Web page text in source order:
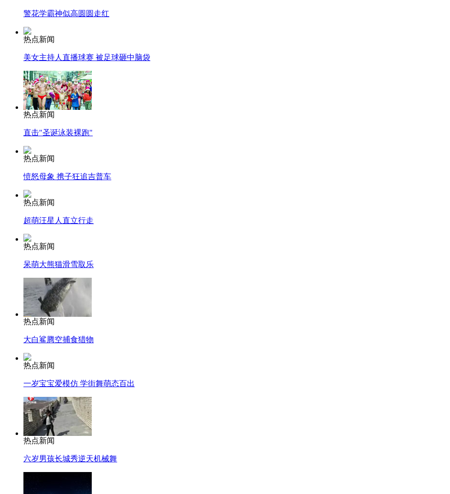
警花学霸神似高圆圆走红
热点新闻
美女主持人直播球赛 被足球砸中脑袋
热点新闻
直击"圣诞泳装裸跑"
热点新闻
愤怒母象 携子狂追吉普车
热点新闻
超萌汪星人直立行走
热点新闻
呆萌大熊猫滑雪取乐
热点新闻
大白鲨腾空捕食猎物
热点新闻
一岁宝宝爱模仿 学街舞萌态百出
热点新闻
六岁男孩长城秀逆天机械舞